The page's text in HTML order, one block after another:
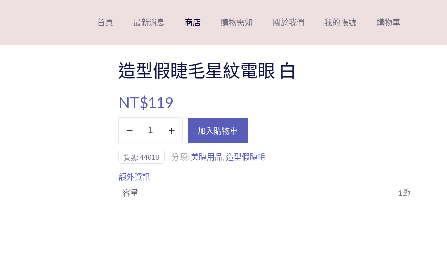
首頁 最新消息 商店 購物需知 關於我們 我的帳號 購物車
造型假睫毛星紋電眼 白
NT$119
睫
星
紋
加入購物車
貨號:44018 分類: 美睫用品,造型假睫毛
額外資訊
容量
1對